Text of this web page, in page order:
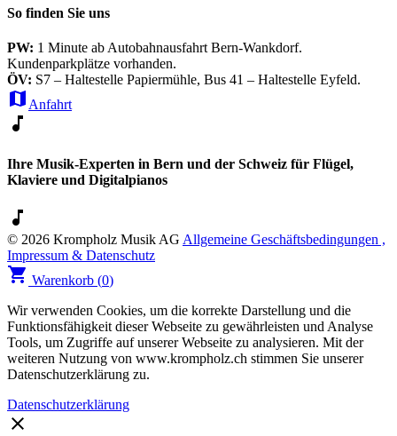
So finden Sie uns
PW: 1 Minute ab Autobahnausfahrt Bern-Wankdorf.
Kundenparkplätze vorhanden.
ÖV: S7 – Haltestelle Papiermühle, Bus 41 – Haltestelle Eyfeld.
map Anfahrt
music_note
Ihre Musik-Experten in Bern und der Schweiz für Flügel,
Klaviere und Digitalpianos
music_note
© 2026 Krompholz Musik AG Allgemeine Geschäftsbedingungen ,
Impressum & Datenschutz
shopping_cart Warenkorb (0)
Wir verwenden Cookies, um die korrekte Darstellung und die
Funktionsfähigkeit dieser Webseite zu gewährleisten und Analyse
Tools, um Zugriffe auf unserer Webseite zu analysieren. Mit der
weiteren Nutzung von www.krompholz.ch stimmen Sie unserer
Datenschutzerklärung zu.
Datenschutzerklärung
clear